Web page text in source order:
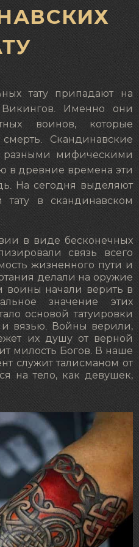
тату припадают на
Именно они
воинов, которые
Скандинавские
разными мифическими
в древние времена эти
На сегодня выделяют
тату в скандинавском
в виде бесконечных
связь всего
жизненного пути и
делали на оружие
начали верить в
значение этих
основой татуировки
и вязью. Войны верили,
их душу от верной
милость Богов. В наше
служит талисманом от
на тело, как девушек,